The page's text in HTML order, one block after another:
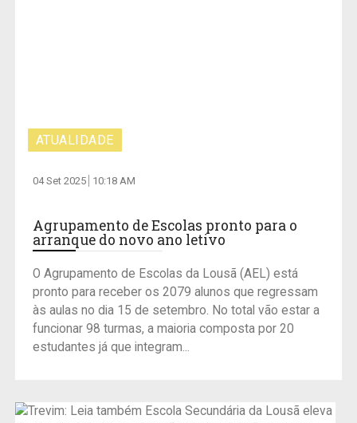
ATUALIDADE
04 Set 2025 10:18 AM
Agrupamento de Escolas pronto para o
arranque do novo ano letivo
O Agrupamento de Escolas da Lousã (AEL) está
pronto para receber os 2079 alunos que regressam
às aulas no dia 15 de setembro. No total vão estar a
funcionar 98 turmas, a maioria composta por 20
estudantes já que integram...